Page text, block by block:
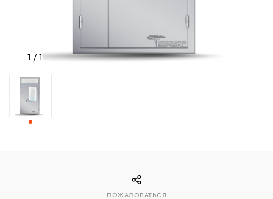
ИНТЕРЕСНЫЕ
СТАТЬИ
СВЯЗАТЬСЯ
С
1 /1
ПОЖАЛОВАТЬСЯ